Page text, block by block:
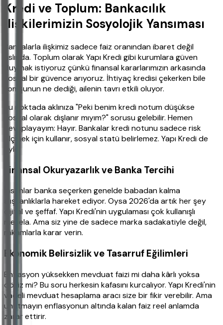
Kredi ve Toplum: Bankacılık
İlişkilerimizin Sosyolojik Yansıması
Bankalarla ilişkimiz sadece faiz oranından ibaret değil
aslında. Toplum olarak Yapı Kredi gibi kurumlara güven
duymak istiyoruz çünkü finansal kararlarımızın arkasında
sosyal bir güvence arıyoruz. İhtiyaç kredisi çekerken bile
komşunun ne dediği, ailenin tavrı etkili oluyor.
Bu noktada aklınıza "Peki benim kredi notum düşükse
sosyal olarak dışlanır mıyım?" sorusu gelebilir. Hemen
cevaplayayım: Hayır. Bankalar kredi notunu sadece risk
ölçmek için kullanır, sosyal statü belirlemez. Yapı Kredi de
öyle.
Finansal Okuryazarlık ve Banka Tercihi
İnsanlar banka seçerken genelde babadan kalma
alışkanlıklarla hareket ediyor. Oysa 2026'da artık her şey
dijital ve şeffaf. Yapı Kredi'nin uygulaması çok kullanışlı
mesela. Ama siz yine de sadece marka sadakatiyle değil,
rakamlarla karar verin.
Ekonomik Belirsizlik ve Tasarruf Eğilimleri
Enflasyon yüksekken mevduat faizi mi daha kârlı yoksa
döviz mi? Bu soru herkesin kafasını kurcalıyor. Yapı Kredi'nin
vadeli mevduat hesaplama aracı size bir fikir verebilir. Ama
unutmayın enflasyonun altında kalan faiz reel anlamda
zarar ettirir.